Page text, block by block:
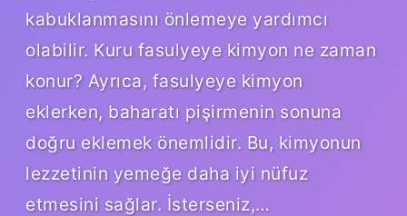
kabuklanmasını önlemeye yardımcı
olabilir. Kuru fasulyeye kimyon ne zaman
konur? Ayrıca, fasulyeye kimyon
eklerken, baharatı pişirmenin sonuna
doğru eklemek önemlidir. Bu, kimyonun
lezzetinin yemeğe daha iyi nüfuz
etmesini sağlar. İsterseniz,…